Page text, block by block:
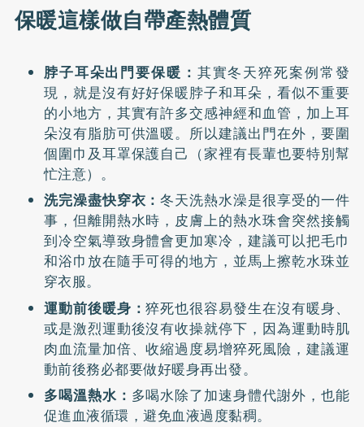
保暖這樣做自帶產熱體質
脖子耳朵出門要保暖： 其實冬天猝死案例常發
現，就是沒有好好保暖脖子和耳朵，看似不重要
的小地方，其實有許多交感神經和血管，加上耳
朵沒有脂肪可供溫暖。所以建議出門在外，要圍
個圍巾及耳罩保護自己（家裡有長輩也要特別幫
忙注意）。
洗完澡盡快穿衣：冬天洗熱水澡是很享受的一件
事，但離開熱水時，皮膚上的熱水珠會突然接觸
到冷空氣導致身體會更加寒冷，建議可以把毛巾
和浴巾放在隨手可得的地方，並馬上擦乾水珠並
穿衣服。
運動前後暖身：猝死也很容易發生在沒有暖身、
或是激烈運動後沒有收操就停下，因為運動時肌
肉血流量加倍、收縮過度易增猝死風險，建議運
動前後務必都要做好暖身再出發。
多喝溫熱水： 多喝水除了加速身體代謝外，也能
促進血液循環，避免血液過度黏稠。